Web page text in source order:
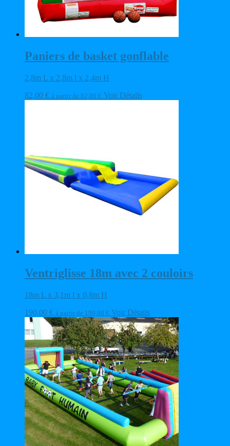
Paniers de basket gonflable
2,8m L x 2,8m l x 2,4m H
82,00 € à partir de 82,00 € Voir Détails
Ventriglisse 18m avec 2 couloirs
18m L x 3,1m l x 0,8m H
190,00 € à partir de 190,00 € Voir Détails